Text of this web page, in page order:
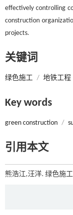
effectively controlling
construction
projects.
关键词
绿色施工 / 地铁工程
Key words
green construction /
引用本文
熊浩江,汪洋. 绿色施